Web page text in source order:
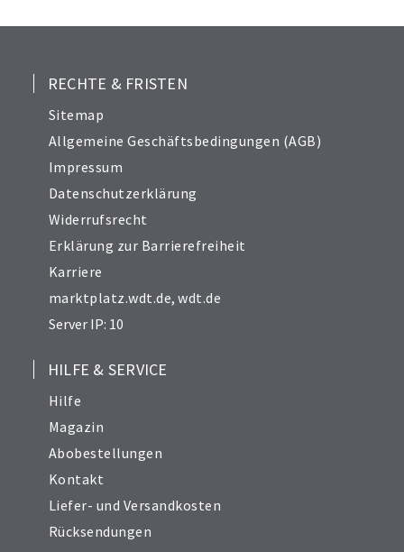
RECHTE & FRISTEN
Sitemap
Allgemeine Geschäftsbedingungen (AGB)
Impressum
Datenschutzerklärung
Widerrufsrecht
Erklärung zur Barrierefreiheit
Karriere
marktplatz.wdt.de,wdt.de
Server IP: 10
HILFE & SERVICE
Hilfe
Magazin
Abobestellungen
Kontakt
Liefer- und Versandkosten
Rücksendungen